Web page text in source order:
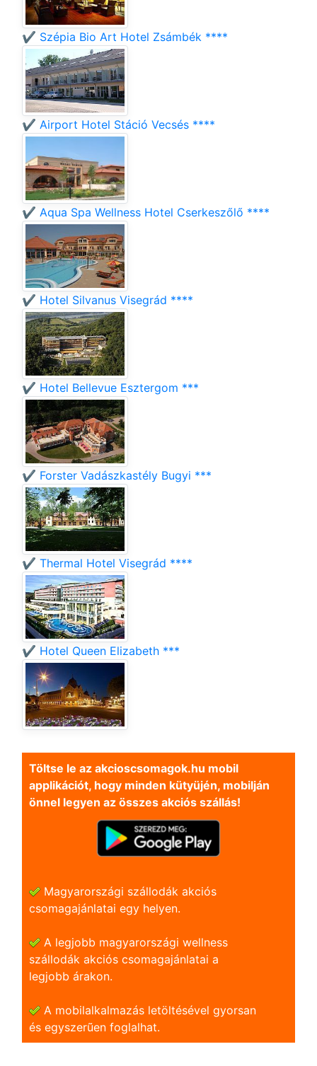
✔️ Szépia Bio Art Hotel Zsámbék ****
✔️ Airport Hotel Stáció Vecsés ****
✔️ Aqua Spa Wellness Hotel Cserkeszőlő ****
✔️ Hotel Silvanus Visegrád ****
✔️ Hotel Bellevue Esztergom ***
✔️ Forster Vadászkastély Bugyi ***
✔️ Thermal Hotel Visegrád ****
✔️ Hotel Queen Elizabeth ***
Töltse le az akcioscsomagok.hu mobil
applikációt, hogy minden kütyüjén, mobilján
önnel legyen az összes akciós szállás!
Magyarországi szállodák akciós
csomagajánlatai egy helyen.
A legjobb magyarországi wellness
szállodák akciós csomagajánlatai a
legjobb árakon.
A mobilalkalmazás letöltésével gyorsan
és egyszerũen foglalhat.